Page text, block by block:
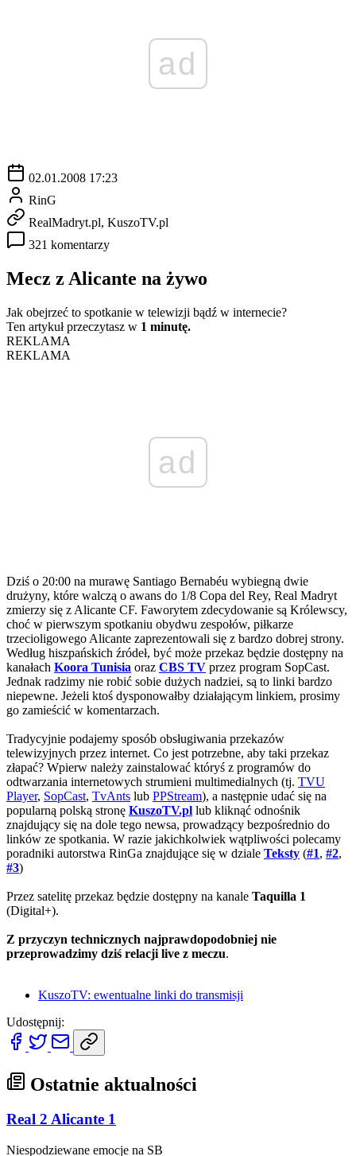
ad
02.01.2008 17:23
RinG
RealMadryt.pl, KuszoTV.pl
321 komentarzy
Mecz z Alicante na żywo
Jak obejrzeć to spotkanie w telewizji bądź w internecie?
Ten artykuł przeczytasz w 1 minutę.
REKLAMA
REKLAMA
ad
Dziś o 20:00 na murawę Santiago Bernabéu wybiegną dwie
drużyny, które walczą o awans do 1/8 Copa del Rey, Real Madryt
zmierzy się z Alicante CF. Faworytem zdecydowanie są Królewscy,
choć w pierwszym spotkaniu obydwu zespołów, piłkarze
trzecioligowego Alicante zaprezentowali się z bardzo dobrej strony.
Według hiszpańskich źródeł, być może przekaz będzie dostępny na
kanałach Koora Tunisia oraz CBS TV przez program SopCast.
Jednak radzimy nie robić sobie dużych nadziei, są to linki bardzo
niepewne. Jeżeli ktoś dysponowałby działającym linkiem, prosimy
go zamieścić w komentarzach.
Tradycyjnie podajemy sposób obsługiwania przekazów
telewizyjnych przez internet. Co jest potrzebne, aby taki przekaz
złapać? Wpierw należy zainstalować któryś z programów do
odtwarzania internetowych strumieni multimedialnych (tj. TVU
Player, SopCast, TvAnts lub PPStream), a następnie udać się na
popularną polską stronę KuszoTV.pl lub kliknąć odnośnik
znajdujący się na dole tego newsa, prowadzący bezpośrednio do
linków ze spotkania. W razie jakichkolwiek wątpliwości polecamy
poradniki autorstwa RinGa znajdujące się w dziale Teksty (#1, #2,
#3)
Przez satelitę przekaz będzie dostępny na kanale Taquilla 1
(Digital+).
Z przyczyn technicznych najprawdopodobniej nie
przeprowadzimy dziś relacji live z meczu.
KuszoTV: ewentualne linki do transmisji
Udostępnij:
Ostatnie aktualności
Real 2 Alicante 1
Niespodziewane emocje na SB